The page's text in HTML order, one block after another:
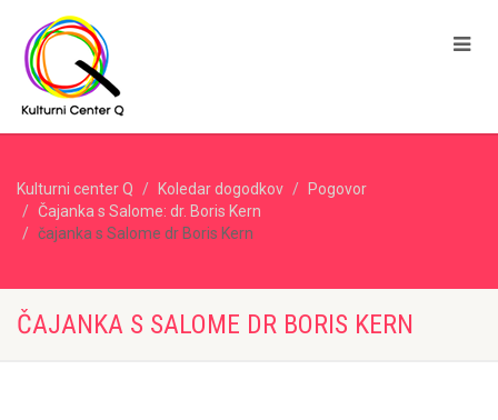
Kulturni center Q Koledar dogodkov
Pogovor
Čajanka s Salome: dr. Boris Kern
čajanka s Salome dr Boris Kern
ČAJANKA S SALOME DR BORIS KERN